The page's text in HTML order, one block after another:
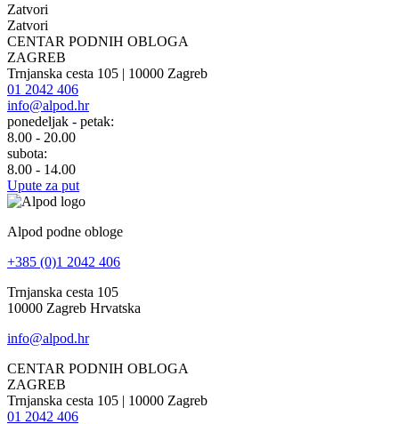
Zatvori
Zatvori
CENTAR PODNIH OBLOGA
ZAGREB
Trnjanska cesta 105 | 10000 Zagreb
01 2042 406
info@alpod.hr
ponedeljak - petak:
8.00 - 20.00
subota:
8.00 - 14.00
Upute za put
Alpod podne obloge
+385 (0)1 2042 406
Trnjanska cesta 105
10000 Zagreb Hrvatska
info@alpod.hr
CENTAR PODNIH OBLOGA
ZAGREB
Trnjanska cesta 105 | 10000 Zagreb
01 2042 406